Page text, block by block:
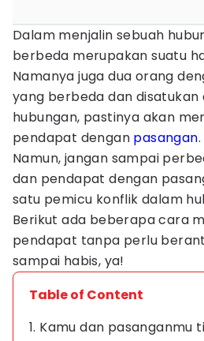
Dalam menjalin sebuah
berbeda merupakan suatu
Namanya juga dua orang
yang berbeda dan disatukan
hubungan, pastinya akan
pendapat dengan pasangan.
Namun, jangan sampai
dan pendapat dengan
satu pemicu konflik dalam
Berikut ada beberapa cara
pendapat tanpa perlu
sampai habis, ya!
Table of Content
1. Kamu dan pasanganmu